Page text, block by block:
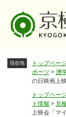
現在地 トップページ
ポーツ > 湧
の日映画上
トップページ
ト情報 > 京
上映会「マ